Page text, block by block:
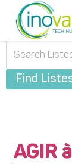
AGIR